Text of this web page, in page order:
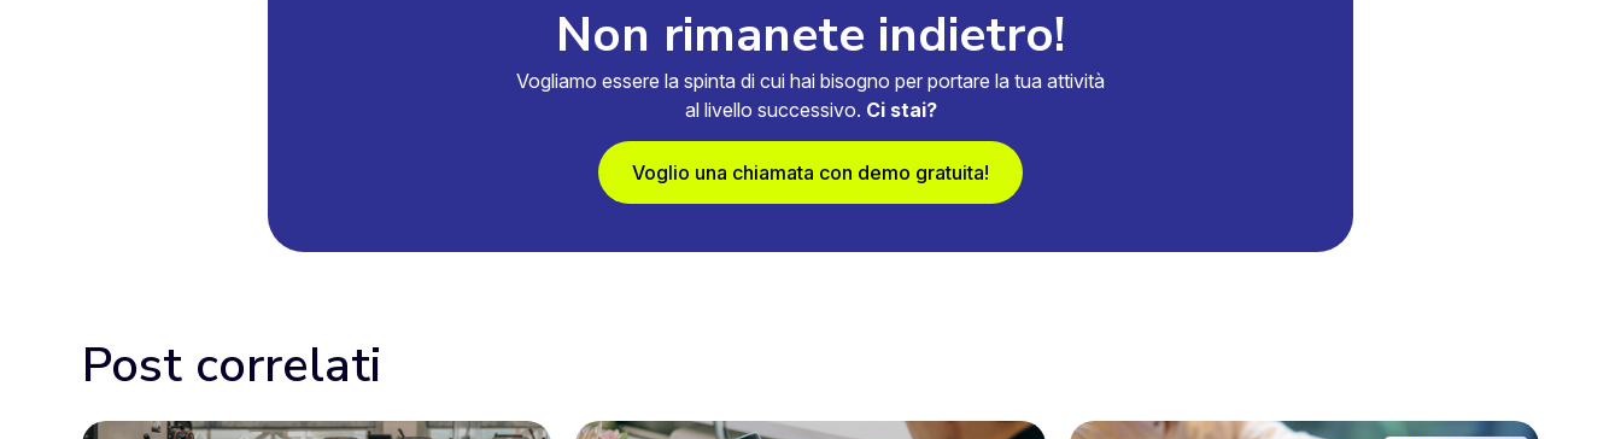
Non rimanete indietro!
Vogliamo essere la spinta di cui hai bisogno per portare la tua attività
al livello successivo. Ci stai?
Voglio una chiamata con demo gratuita!
Post correlati